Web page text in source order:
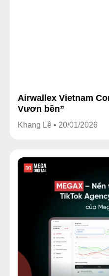
Airwallex Vietnam
Vươn bền”
Khang Lê 20/01/2026